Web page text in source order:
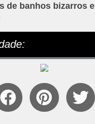
de banhos bizarros e